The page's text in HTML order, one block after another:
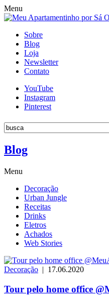
Menu
Sobre
Blog
Loja
Newsletter
Contato
YouTube
Instagram
Pinterest
Blog
Menu
Decoração
Urban Jungle
Receitas
Drinks
Eletros
Achados
Web Stories
Decoração | 17.06.2020
Tour pelo home office